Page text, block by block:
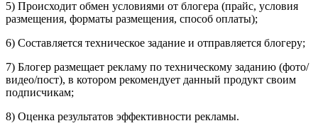
5) Происходит обмен условиями от блогера (прайс, условия
размещения, форматы размещения, способ оплаты);
6) Составляется техническое задание и отправляется блогеру;
7) Блогер размещает рекламу по техническому заданию (фото/
видео/пост), в котором рекомендует данный продукт своим
подписчикам;
8) Оценка результатов эффективности рекламы.